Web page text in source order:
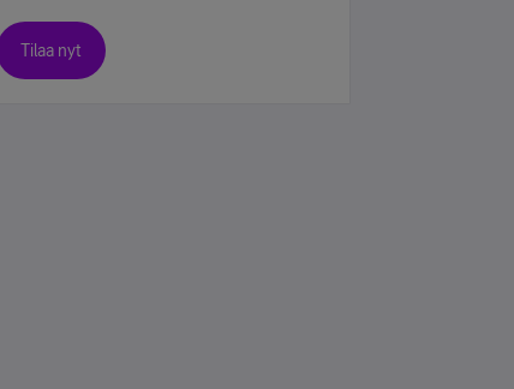
Tilaa nyt